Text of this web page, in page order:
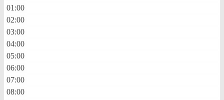
01:00
02:00
03:00
04:00
05:00
06:00
07:00
08:00